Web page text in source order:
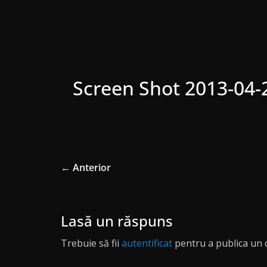
Screen Shot 2013-
← Anterior
Lasă un răspuns
Trebuie să fii autentificat pentru a publica un